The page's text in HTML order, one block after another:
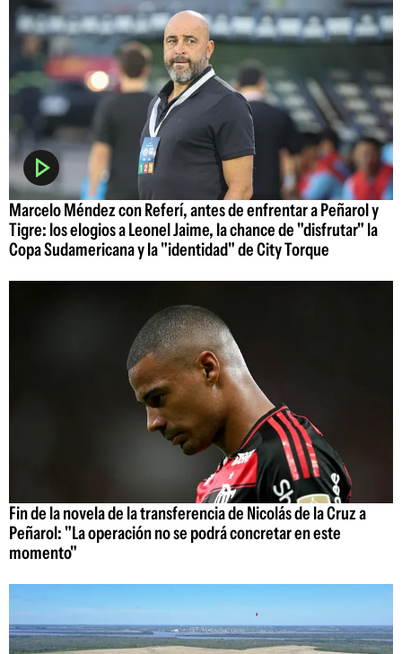
Marcelo Méndez con Referí, antes de enfrentar a Peñarol y
Tigre: los elogios a Leonel Jaime, la chance de "disfrutar" la
Copa Sudamericana y la "identidad" de City Torque
Fin de la novela de la transferencia de Nicolás de la Cruz a
Peñarol: "La operación no se podrá concretar en este
momento"